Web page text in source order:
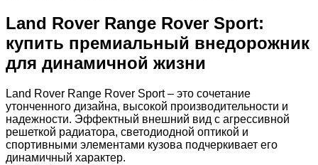
Land Rover Range Rover Sport:
купить премиальный внедорожник
для динамичной жизни
Land Rover Range Rover Sport – это сочетание
утонченного дизайна, высокой производительности и
надежности. Эффектный внешний вид с агрессивной
решеткой радиатора, светодиодной оптикой и
спортивными элементами кузова подчеркивает его
динамичный характер.